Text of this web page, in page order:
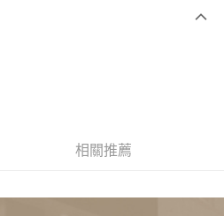
相關推薦